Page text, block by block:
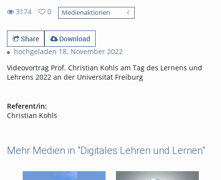
3174
views
0
favorites
Medienaktionen
Share
Download
hochgeladen 18. November 2022
Videovortrag Prof. Christian Kohls am Tag des Lernens und
Lehrens 2022 an der Universität Freiburg
Referent/in:
Christian Kohls
Mehr Medien in "Digitales Lehren und Lernen"